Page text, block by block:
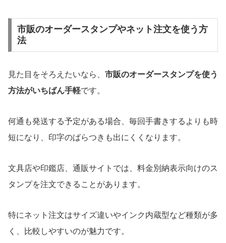
市販のオーダースタンプやネット注文を使う方
法
見た目をそろえたいなら、 市販のオーダースタンプを使う
方法がいちばん手軽です。
何通も発送する予定がある場合、毎回手書きするよりも時
短になり、印字のばらつきも出にくくなります。
文具店や印鑑店、通販サイトでは、料金別納表示向けのス
タンプを注文できることがあります。
特にネット注文はサイズ違いやインク内蔵型など種類が多
く、比較しやすいのが魅力です。